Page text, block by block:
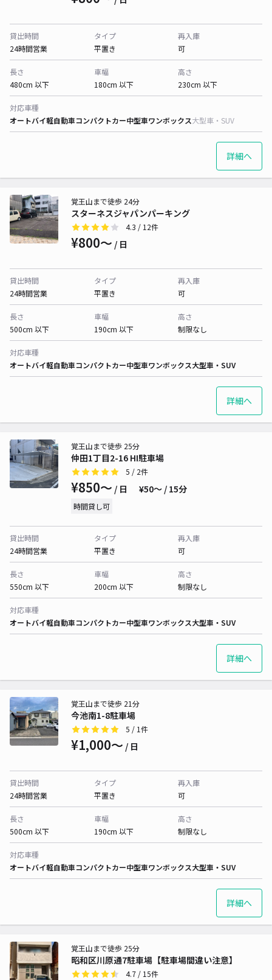
貸出時間
24時間営業
タイプ
平置き
再入庫
可
長さ
480cm 以下
車幅
180cm 以下
高さ
230cm 以下
対応車種
オートバイ軽自動車コンパクトカー中型車ワンボックス大型車・SUV
詳細へ
スターネスジャパンパーキング
覚王山まで徒歩 24分
4.3 / 12件
¥800〜 / 日
貸出時間
24時間営業
タイプ
平置き
再入庫
可
長さ
500cm 以下
車幅
190cm 以下
高さ
制限なし
対応車種
オートバイ軽自動車コンパクトカー中型車ワンボックス大型車・SUV
詳細へ
仲田1丁目2-16 HI駐車場
覚王山まで徒歩 25分
5 / 2件
¥850〜 / 日 ¥50〜 / 15分
時間貸し可
貸出時間
24時間営業
タイプ
平置き
再入庫
可
長さ
550cm 以下
車幅
200cm 以下
高さ
制限なし
対応車種
オートバイ軽自動車コンパクトカー中型車ワンボックス大型車・SUV
詳細へ
今池南1-8駐車場
覚王山まで徒歩 21分
5 / 1件
¥1,000〜 / 日
貸出時間
24時間営業
タイプ
平置き
再入庫
可
長さ
500cm 以下
車幅
190cm 以下
高さ
制限なし
対応車種
オートバイ軽自動車コンパクトカー中型車ワンボックス大型車・SUV
詳細へ
昭和区川原通7駐車場【駐車場間違い注意】
覚王山まで徒歩 25分
4.7 / 15件